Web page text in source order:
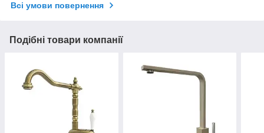
Всі умови повернення
Подібні товари компанії